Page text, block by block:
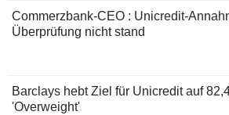
Commerzbank-CEO : Unicredit-
Überprüfung nicht stand
Barclays hebt Ziel für Unicredit auf
'Overweight'